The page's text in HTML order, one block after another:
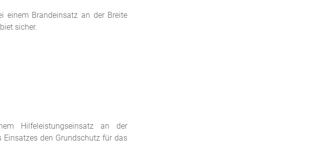
einem Brandeinsatz an der Breite
sicher.
Hilfeleistungseinsatz an der
den Grundschutz für das